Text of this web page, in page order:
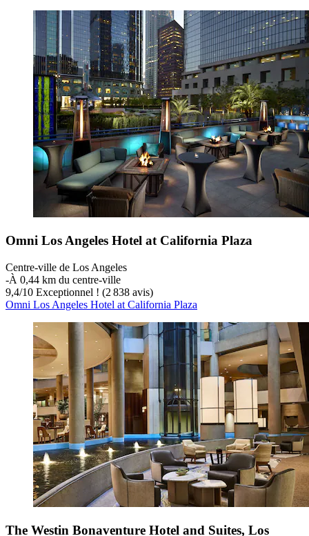
Omni Los Angeles Hotel at California Plaza
Centre-ville de Los Angeles
‐À 0,44 km du centre-ville
9,4/10 Exceptionnel ! (2 838 avis)
Omni Los Angeles Hotel at California Plaza
The Westin Bonaventure Hotel and Suites, Los